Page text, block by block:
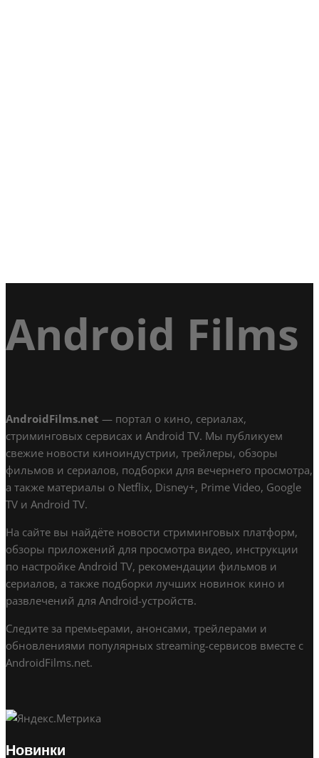
Android Films
AndroidFilms.net — портал о кино, сериалах,
стриминговых сервисах и Android TV. Мы публикуем
свежие новости киноиндустрии, трейлеры, обзоры
фильмов и сериалов, подборки для вечернего просмотра,
а также материалы о Netflix, Disney+, Prime Video, Google
TV и Android TV.
На сайте вы найдёте новости стриминговых платформ,
обзоры приложений для просмотра видео, инструкции
по настройке Android TV, рекомендации фильмов и
сериалов, а также подборки лучших новинок кино и
развлечений для Android-устройств.
Следите за премьерами, анонсами, трейлерами и
обновлениями популярных streaming-сервисов вместе с
AndroidFilms.net.
Новинки